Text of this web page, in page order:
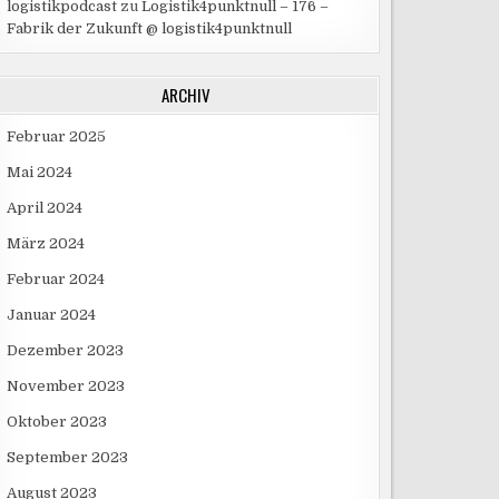
logistikpodcastzu Logistik4punktnull – 176 –
Fabrik der Zukunft @ logistik4punktnull
ARCHIV
Februar 2025
Mai 2024
April 2024
März 2024
Februar 2024
Januar 2024
Dezember 2023
November 2023
Oktober 2023
September 2023
August 2023